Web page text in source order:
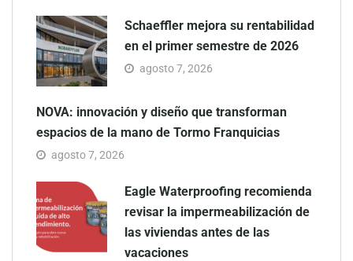
Schaeffler mejora su rentabilidad
en el primer semestre de 2026
agosto 7, 2026
NOVA: innovación y diseño que transforman
espacios de la mano de Tormo Franquicias
agosto 7, 2026
Eagle Waterproofing recomienda
revisar la impermeabilización de
las viviendas antes de las
vacaciones